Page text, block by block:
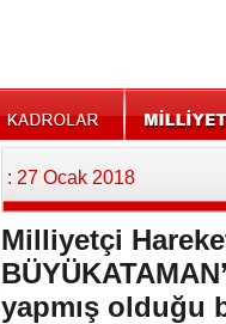
: 27 Ocak 2018
Milliyetçi
yapmış olduğu